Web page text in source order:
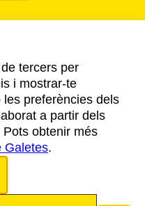
tercers per
i mostrar-te
preferències dels
a partir dels
obtenir més
Galetes.